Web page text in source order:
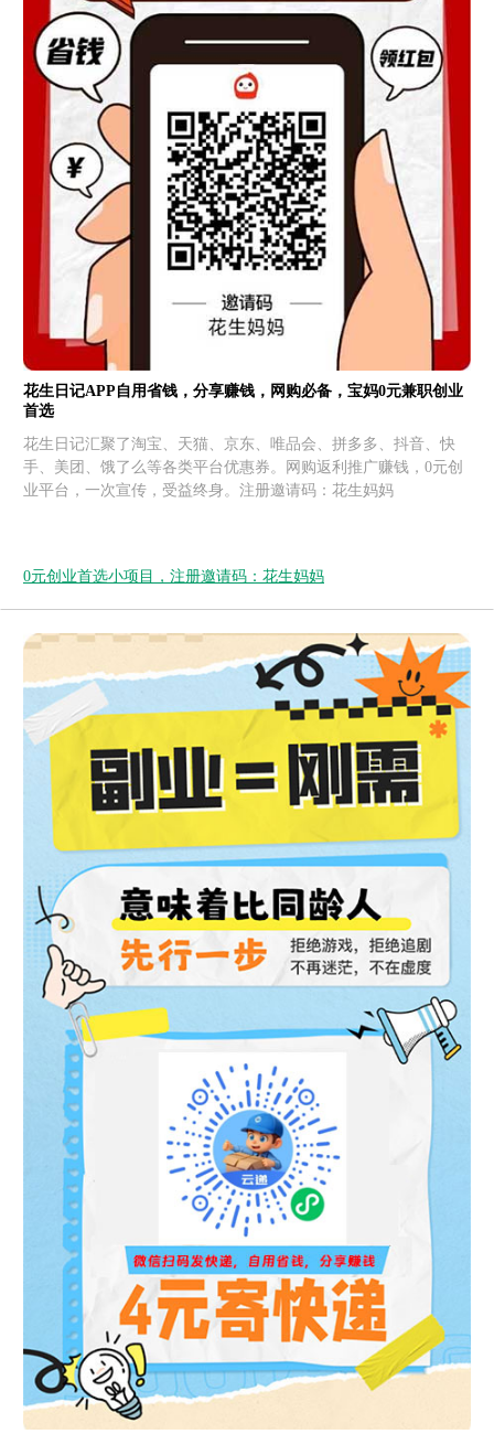
花生日记APP自用省钱，分享赚钱，网购必备，宝妈0元兼职创业
首选
花生日记汇聚了淘宝、天猫、京东、唯品会、拼多多、抖音、快
手、美团、饿了么等各类平台优惠券。网购返利推广赚钱，0元创
业平台，一次宣传，受益终身。注册邀请码：花生妈妈
0元创业首选小项目，注册邀请码：花生妈妈